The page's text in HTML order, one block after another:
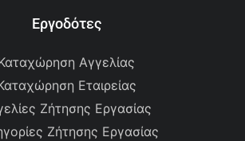
Εργοδότες
Αγγελίας
Εταιρείας
Ζήτησης Εργασίας
Ζήτησης Εργασίας